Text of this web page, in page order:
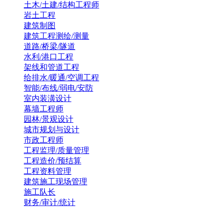
土木/土建/结构工程师
岩土工程
建筑制图
建筑工程测绘/测量
道路/桥梁/隧道
水利/港口工程
架线和管道工程
给排水/暖通/空调工程
智能/布线/弱电/安防
室内装潢设计
幕墙工程师
园林/景观设计
城市规划与设计
市政工程师
工程监理/质量管理
工程造价/预结算
工程资料管理
建筑施工现场管理
施工队长
财务/审计/统计